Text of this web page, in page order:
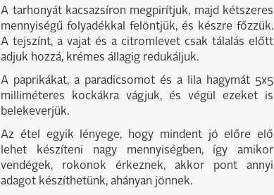
A tarhonyát kacsazsíron megpirítjuk, majd kétszeres
mennyiségű folyadékkal felöntjük, és készre főzzük.
A tejszínt, a vajat és a citromlevet csak tálalás előtt
adjuk hozzá, krémes állagig redukáljuk.
A paprikákat, a paradicsomot és a lila hagymát 5x5
milliméteres kockákra vágjuk, és végül ezeket is
belekeverjük.
Az étel egyik lényege, hogy mindent jó előre elő
lehet készíteni nagy mennyiségben, így amikor
vendégek, rokonok érkeznek, akkor pont annyi
adagot készíthetünk, ahányan jönnek.